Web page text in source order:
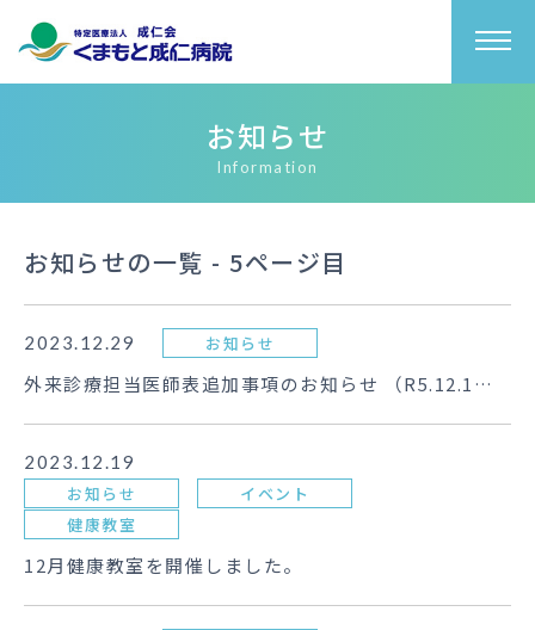
お知らせ
Information
お知らせの一覧 - 5ページ目
外来診療担当医師表追加事項のお知らせ （R5.12.1
2023.12.29 お知らせ
12月健康教室を開催しました。
2023.12.19
お知らせ
イベント
健康教室